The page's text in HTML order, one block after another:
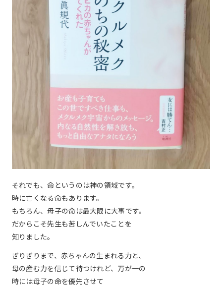
それでも、命というのは神の領域です。
時に亡くなる命もあります。
もちろん、母子の命は最大限に大事です。
だからこそ先生も苦しんでいたことを
知りました。
ぎりぎりまで、赤ちゃんの生まれる力と、
母の産む力を信じて待つけれど、万が一の
時には母子の命を優先させて